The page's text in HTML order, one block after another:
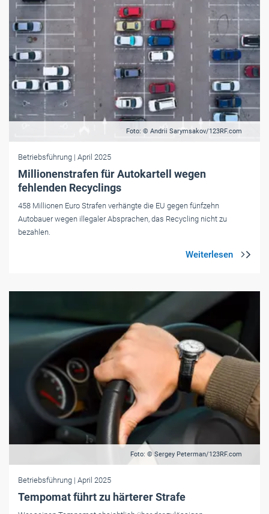
Foto: © Andrii Sarymsakov/123RF.com
Betriebsführung | April 2025
Millionenstrafen für Autokartell wegen
fehlenden Recyclings
458 Millionen Euro Strafen verhängte die EU gegen fünfzehn
Autobauer wegen illegaler Absprachen, das Recycling nicht zu
bezahlen.
Foto: © Sergey Peterman/123RF.com
Betriebsführung | April 2025
Tempomat führt zu härterer Strafe